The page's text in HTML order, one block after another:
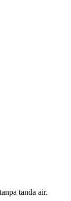
tanda air.